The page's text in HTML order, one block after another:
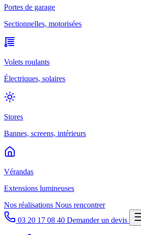
Portes de garage
Sectionnelles, motorisées
Volets roulants
Électriques, solaires
Stores
Bannes, screens, intérieurs
Vérandas
Extensions lumineuses
Nos réalisations Nous rencontrer
03 20 17 08 40 Demander un devis